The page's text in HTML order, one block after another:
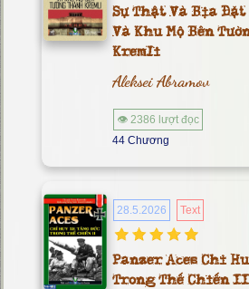
Sự Thật Và Bịa Đặt
Và Khu Mộ Bên
Kremli
Aleksei Abramov
👁 2386 lượt đọc
44 Chương
28.5.2026 Text
Panzer Aces Chỉ
Trong Thế Chiến II